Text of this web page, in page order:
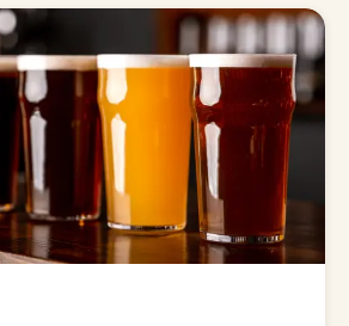
ュースと命名したそうです。 数多
たその技術を駆使して、デイリーに楽
アビールから特別なシーズナルビール
ラインナップしています。